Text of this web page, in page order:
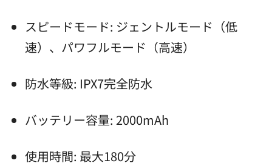
スピードモード: ジェントルモード（低
速）、パワフルモード（高速）
防水等級: IPX7完全防水
バッテリー容量: 2000mAh
使用時間: 最大180分